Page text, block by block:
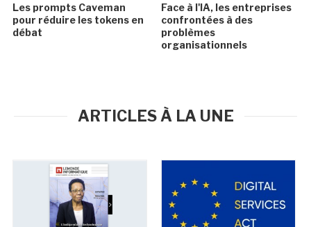
Les prompts Caveman
pour réduire les tokens en
débat
Face à l'IA, les entreprises
confrontées à des
problèmes
organisationnels
ARTICLES À LA UNE